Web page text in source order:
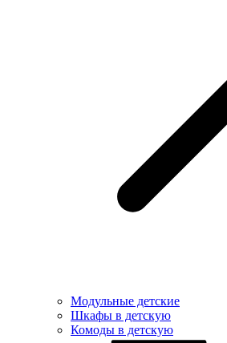
Модульные детские
Шкафы в детскую
Комоды в детскую